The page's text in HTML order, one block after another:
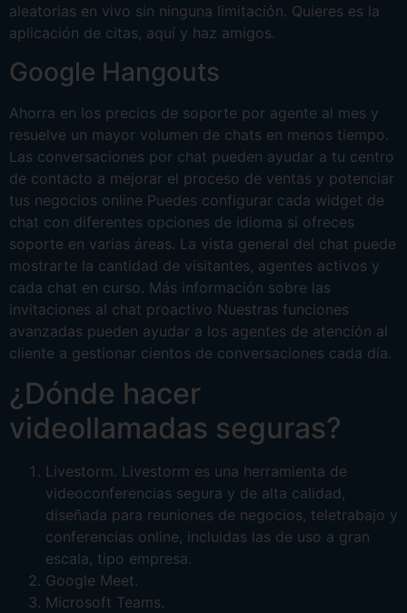
aleatorias en vivo sin ninguna limitación. Quieres es la
aplicación de citas, aquí y haz amigos.
Google Hangouts
Ahorra en los precios de soporte por agente al mes y
resuelve un mayor volumen de chats en menos tiempo.
Las conversaciones por chat pueden ayudar a tu centro
de contacto a mejorar el proceso de ventas y potenciar
tus negocios online Puedes configurar cada widget de
chat con diferentes opciones de idioma si ofreces
soporte en varias áreas. La vista general del chat puede
mostrarte la cantidad de visitantes, agentes activos y
cada chat en curso. Más información sobre las
invitaciones al chat proactivo Nuestras funciones
avanzadas pueden ayudar a los agentes de atención al
cliente a gestionar cientos de conversaciones cada día.
¿Dónde hacer
videollamadas seguras?
Livestorm. Livestorm es una herramienta de
videoconferencias segura y de alta calidad,
diseñada para reuniones de negocios, teletrabajo y
conferencias online, incluidas las de uso a gran
escala, tipo empresa.
Google Meet.
Microsoft Teams.